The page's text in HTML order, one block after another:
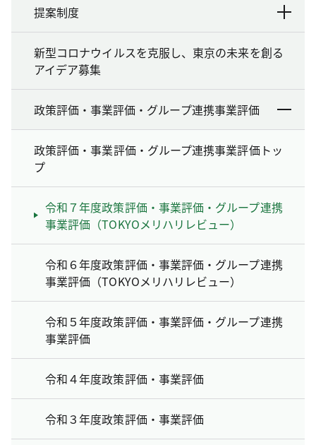
提案制度
新型コロナウイルスを克服し、東京の未来を創る
アイデア募集
政策評価・事業評価・グループ連携事業評価
政策評価・事業評価・グループ連携事業評価トッ
プ
令和７年度政策評価・事業評価・グループ連携
事業評価（TOKYOメリハリレビュー）
令和６年度政策評価・事業評価・グループ連携
事業評価（TOKYOメリハリレビュー）
令和５年度政策評価・事業評価・グループ連携
事業評価
令和４年度政策評価・事業評価
令和３年度政策評価・事業評価